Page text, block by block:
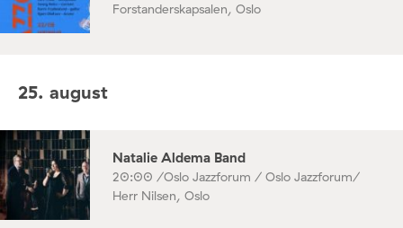
Forstanderskapsalen, Oslo
25. august
Natalie Aldema Band
20:00 /Oslo Jazzforum / Oslo Jazzforum/
Herr Nilsen, Oslo